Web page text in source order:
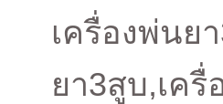
เครื่องพ่นย
ยา3สูบ,เค